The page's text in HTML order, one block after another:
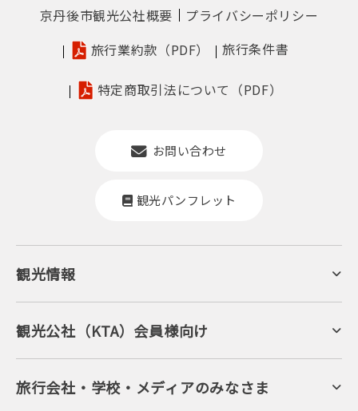
京丹後市観光公社概要
プライバシーポリシー
旅行業約款（PDF）
旅行条件書
特定商取引法について（PDF）
お問い合わせ
観光パンフレット
観光情報
京丹後について
ジオパークの絶景
キャンプ・グランピング
自然景観
旬の食
フルーツ
美術館・資料館
観光公社（KTA）会員様向け
KTA会員コミュニティ
会員向けサービス
KTAニュースレター
会員加入・会員情報（会員規程）
旅行会社・学校・メディアのみなさま
プレスリリース